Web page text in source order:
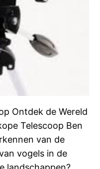
Ontdek de Wereld
Telescoop Ben
van de
vogels in de